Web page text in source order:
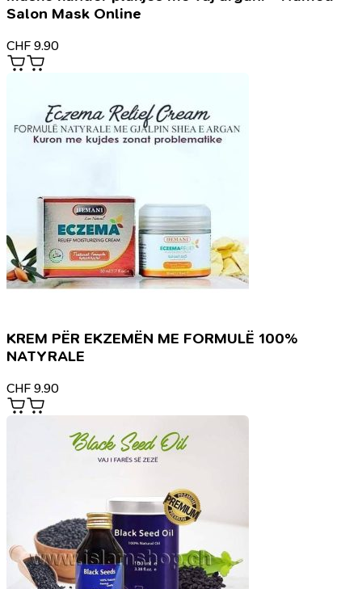
Salon Mask Online
CHF 9.90
KREM PËR EKZEMËN ME FORMULË 100%
NATYRALE
CHF 9.90